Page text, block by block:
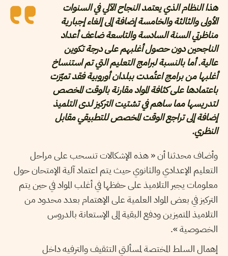
هذا النظام الذي يعتمد النجاح الآلي في السنوات
الأولى والثالثة والخامسة إضافة إلى إلغاء إجبارية
مناظرتي السنة السادسة والتاسعة ضاعف أعداد
الناجحين دون حصول أغلبهم على درجة تكوين
عالية. أما بالنسبة لبرامج التعليم التي تم استنساخ
أغلبها من برامج اعتُمدت ببلدان أوروبية فقد تميّزت
باعتمادها على كثافة المواد مقارنة بالوقت المخصص
لتدريسها مما ساهم في تشتيت التركيز لدى التلميذ
إضافة إلى تراجع الوقت المخصص للتطبيقي مقابل
النظري.
وأضاف محدثنا أن « هذه الإشكالات تنسحب على مراحل
التعليم الإعدادي والثانوي حيث يتم اعتماد آلية الإمتحان حول
معلومات يجبر التلاميذ على حفظها في أغلب المواد في حين يتم
التركيز في بعض المواد العلمية على الإهتمام بعدد محدود من
التلاميذ المتميزين ودفع البقية إلى الإستعانة بالدروس
الخصوصية ».
إهمال السلط المختصة لمسألتي التثقيف والترفيه داخل